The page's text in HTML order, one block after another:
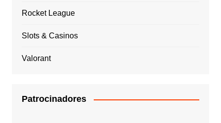
Rocket League
Slots & Casinos
Valorant
Patrocinadores